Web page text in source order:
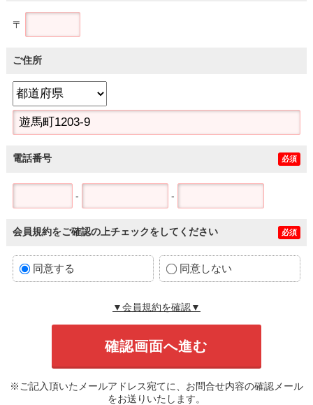
〒
ご住所
電話番号 必須
- -
会員規約をご確認の上チェックをしてください 必須
同意する 同意しない
▼会員規約を確認▼
※ご記入頂いたメールアドレス宛てに、お問合せ内容の確認メール
をお送りいたします。